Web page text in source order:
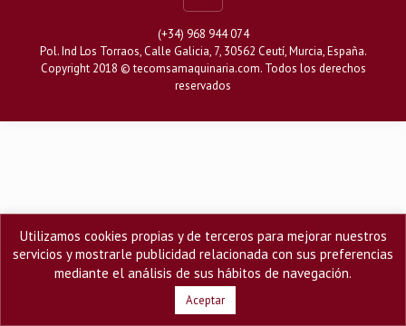
(+34) 968 944 074
Pol. Ind Los Torraos, Calle Galicia, 7, 30562 Ceutí, Murcia, España.
Copyright 2018 ©tecomsamaquinaria.com. Todos los derechos
reservados
Utilizamos cookies propias y de terceros para mejorar nuestros
servicios y mostrarle publicidad relacionada con sus preferencias
mediante el análisis de sus hábitos de navegación.
Aceptar